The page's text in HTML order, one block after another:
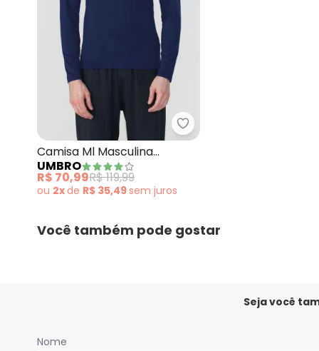
Umbro - Camisa Ml
Camisa Ml Masculina
Diamond Touch Marinho
UMBRO
R$ 70,99R$ 119,99
ou 2xde R$ 35,49sem juros
Você também pode gostar
Seja você
Nome